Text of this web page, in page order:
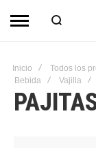
Inicio Todos los
Bebida
Vajilla